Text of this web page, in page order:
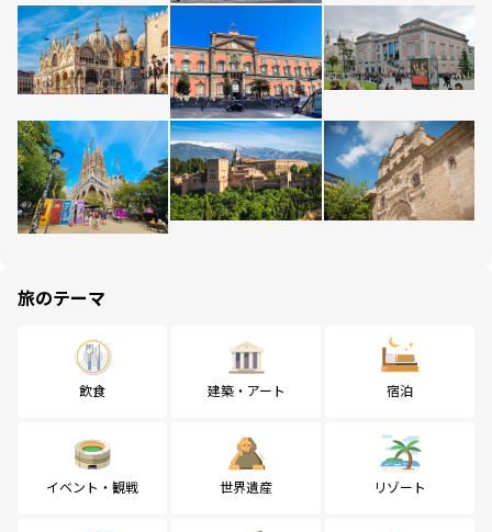
旅のテーマ
飲食 建築・アート 宿泊
イベント・観戦 世界遺産 リゾート